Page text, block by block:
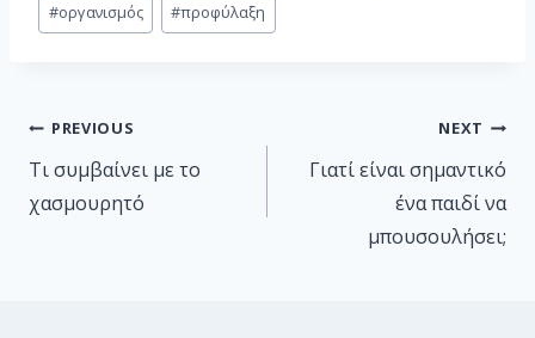
#οργανισμός #προφύλαξη
PREVIOUS
Τι συμβαίνει με το
χασμουρητό
NEXT
Γιατί είναι σημαντικό
ένα παιδί να
μπουσουλήσει;